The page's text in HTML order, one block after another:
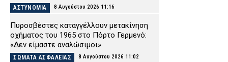
ΑΣΤΥΝΟΜΙΑ 8 Αυγούστου 2026 11:16
Πυροσβέστες καταγγέλλουν μετακίνηση
οχήματος του 1965 στο Πόρτο Γερμενό:
«Δεν είμαστε αναλώσιμοι»
ΣΩΜΑΤΑ ΑΣΦΑΛΕΙΑΣ 8 Αυγούστου 2026 11:02